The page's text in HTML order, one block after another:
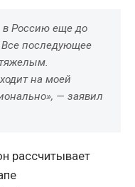
в Россию еще до
Все последующее
на моей
— заявил
рассчитывает